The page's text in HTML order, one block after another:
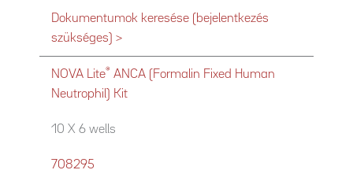
Dokumentumok keresése (bejelentkezés
szükséges) >
NOVA Lite® ANCA (Formalin Fixed Human
Neutrophil) Kit
10 X 6 wells
708295